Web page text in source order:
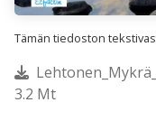
Tämän tiedoston
3.2 Mt